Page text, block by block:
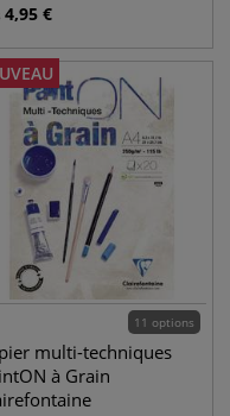
4,95 €
11 options
multi-techniques
à Grain